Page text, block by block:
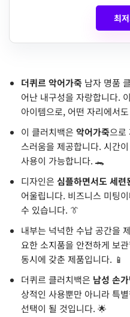
최
더퀴르 악어가죽 남자 명품
어난 내구성을 자랑합니다.
아이템으로, 어떤 자리에서
이 클러치백은 악어가죽으로
스러움을 제공합니다. 시간
사용이 가능합니다. 🐊
디자인은 심플하면서도 세련
어울립니다. 비즈니스 미팅
수 있습니다. 👔
내부는 넉넉한 수납 공간을
요한 소지품을 안전하게 보
동시에 갖춘 제품입니다. 📱
더퀴르 클러치백은 남성 손
상적인 사용뿐만 아니라 특
선택이 될 것입니다. 🌟